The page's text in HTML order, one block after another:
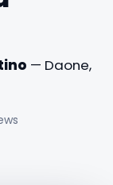
— Daone,